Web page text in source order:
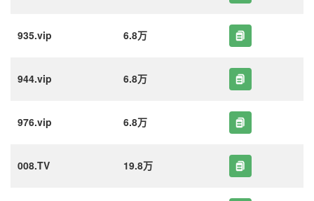
935.vip 6.8万
944.vip 6.8万
976.vip 6.8万
008.TV 19.8万